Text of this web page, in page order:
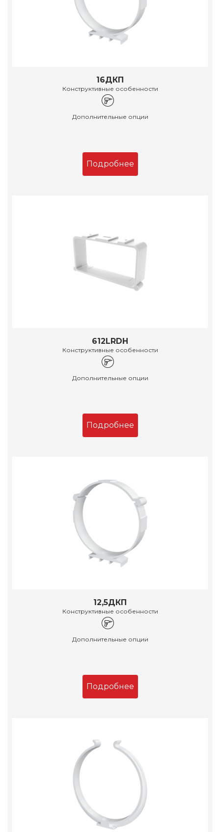
16ДКП
Конструктивные особенности
Дополнительные опции
Подробнее
612LRDH
Конструктивные особенности
Дополнительные опции
Подробнее
12,5ДКП
Конструктивные особенности
Дополнительные опции
Подробнее